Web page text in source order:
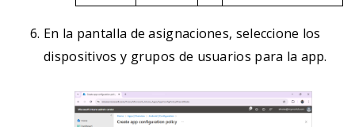
En la pantalla de asignaciones, seleccione los
dispositivos y grupos de usuarios para la app.